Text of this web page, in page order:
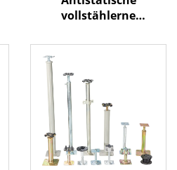
vollstählerne
Keramikoberfläche